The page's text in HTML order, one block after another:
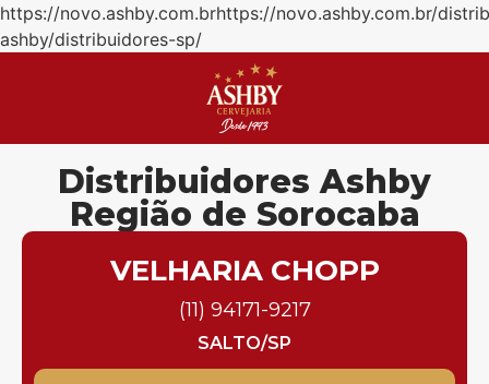
https://novo.ashby.com.brhttps://novo.ashby.com.br/
ashby/distribuidores-sp/
Distribuidores Ashby
Região de Sorocaba
VELHARIA CHOPP
(11) 94171-9217
SALTO/SP